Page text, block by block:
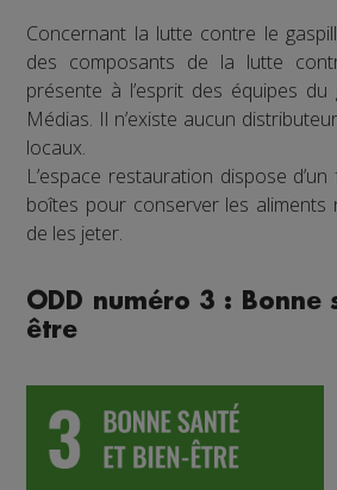
Concernant la lutte contre le
des composants de la lutte
présente à l’esprit des équipes
Médias. Il n’existe aucun
locaux.
L’espace restauration dispose
boîtes pour conserver les aliments
de les jeter.
ODD numéro 3 : Bonne
être